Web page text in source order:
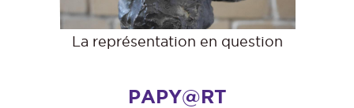
La représentation en question
PAPY@RT